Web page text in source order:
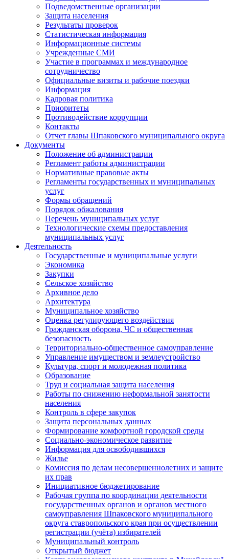
Подведомственные организации
Защита населения
Результаты проверок
Статистическая информация
Информационные системы
Учрежденные СМИ
Участие в программах и международное
сотрудничество
Официальные визиты и рабочие поездки
Информация
Кадровая политика
Приоритеты
Противодействие коррупции
Контакты
Отчет главы Шпаковского муниципального округа
Документы
Положение об администрации
Регламент работы администрации
Нормативные правовые акты
Регламенты государственных и муниципальных
услуг
Формы обращений
Порядок обжалования
Перечень муниципальных услуг
Технологические схемы предоставления
муниципальных услуг
Деятельность
Государственные и муниципальные услуги
Экономика
Закупки
Сельское хозяйство
Архивное дело
Архитектура
Муниципальное хозяйство
Оценка регулирующего воздействия
Гражданская оборона, ЧС и общественная
безопасность
Территориально-общественное самоуправление
Управление имуществом и землеустройство
Культура, спорт и молодежная политика
Образование
Труд и социальная защита населения
Работы по снижению неформальной занятости
населения
Контроль в сфере закупок
Защита персональных данных
Формирование комфортной городской среды
Социально-экономическое развитие
Информация для освободившихся
Жилье
Комиссия по делам несовершеннолетних и защите
их прав
Инициативное бюджетирование
Рабочая группа по координации деятельности
государственных органов и органов местного
самоуправления Шпаковского муниципального
округа ставропольского края при осуществлении
регистрации (учёта) избирателей
Муниципальный контроль
Открытый бюджет